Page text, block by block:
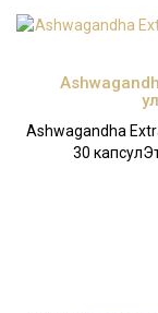
Ashwagandha
30